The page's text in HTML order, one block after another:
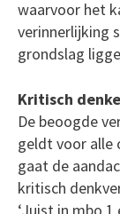
waarvoor het
verinnerlijking
grondslag
Kritisch
De beoogde
geldt voor alle
gaat de
kritisch
‘Juist in mbo